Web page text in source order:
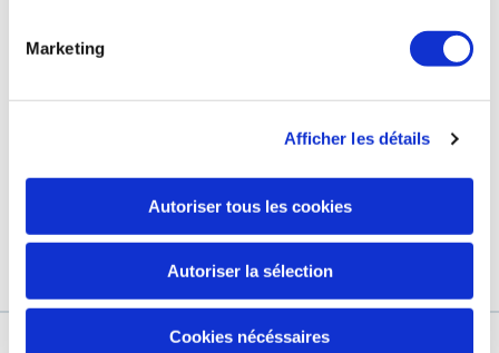
Marketing
Afficher les détails
Autoriser tous les cookies
Autoriser la sélection
Cookies nécéssaires
كوني أوّل من يتوصّل بآخرالمستجدّات والأخبار والعروض الحصرية.
عنوانك الإلكتروني
من خلال التأكد من تسجيلي ، فأنا أفوض يورياج لاستخدام عنوان بريدي